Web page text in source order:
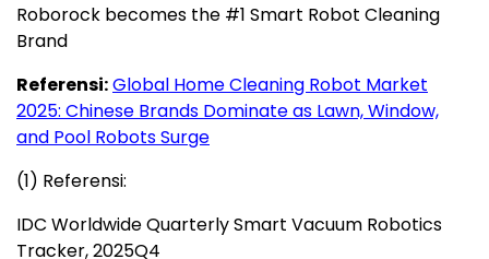
Roborock becomes the #1 Smart Robot Cleaning
Brand
Referensi:Global Home Cleaning Robot Market
2025: Chinese Brands Dominate as Lawn, Window,
and Pool Robots Surge
(1) Referensi:
IDC Worldwide Quarterly Smart Vacuum Robotics
Tracker, 2025Q4